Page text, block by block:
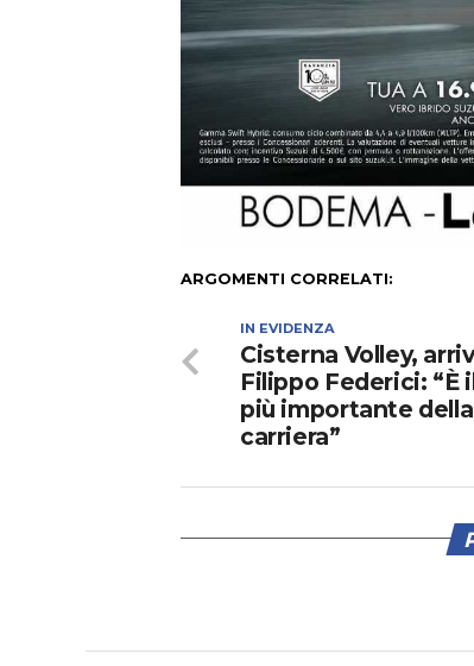
ARGOMENTI CORRELATI:
IN EVIDENZA
Cisterna Volley,
Filippo Federici: “È
più importante
carriera”